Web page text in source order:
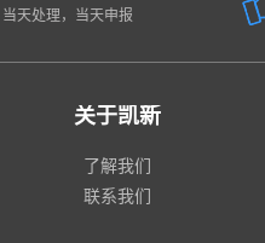
当天处理，当天申报
关于凯新
了解我们
联系我们